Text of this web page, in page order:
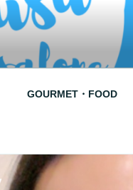
GOURMET・FOOD